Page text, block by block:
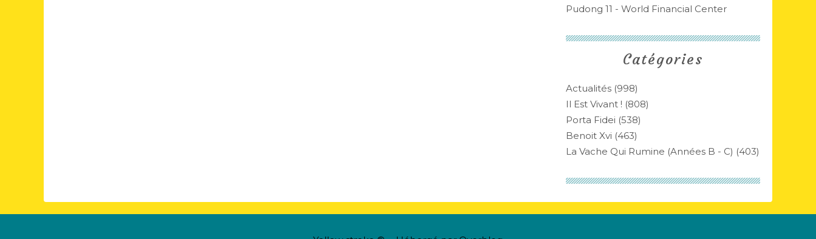
Catégories
Actualités (998)
Il Est Vivant ! (808)
Porta Fidei (538)
Benoit Xvi (463)
La Vache Qui Rumine (années B - C) (403)
Pudong 11 - World Financial Center